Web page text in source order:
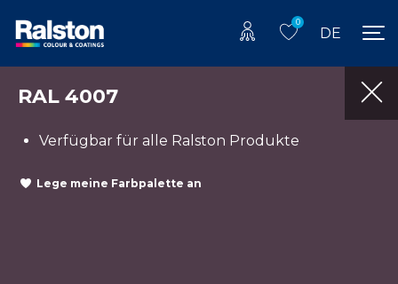
0
DE
RAL 4007
Verfügbar für alle Ralston Produkte
Lege meine Farbpalette an